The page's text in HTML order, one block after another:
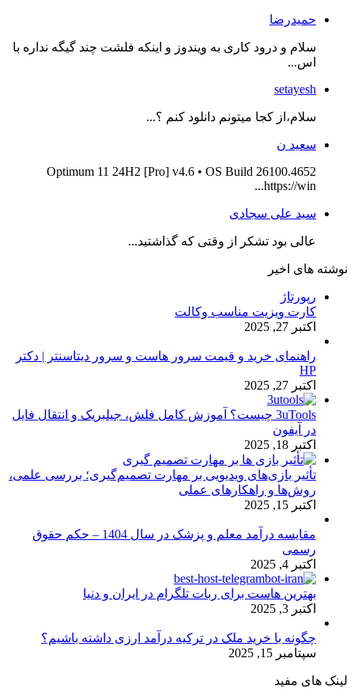
حمیدرضا
سلام و درود کاری به ویندوز و اینکه فلشت چند گیگه نداره با
اس...
setayesh
سلام،از کجا میتونم دانلود کنم ؟...
سعید ن
Optimum 11 24H2 [Pro] v4.6 • OS Build 26100.4652
https://win...
سید علی سجادی
عالی بود تشکر از وقتی که گذاشتید...
نوشته های اخیر
رپورتاژ
کارت ویزیت مناسب وکالت
اکتبر 27, 2025
راهنمای خرید و قیمت سرور هاست و سرور دیتاسنتر | دکتر
HP
اکتبر 27, 2025
3uTools چیست؟ آموزش کامل فلش، جیلبریک و انتقال فایل
در آیفون
اکتبر 18, 2025
تأثیر بازی‌های ویدیویی بر مهارت تصمیم‌گیری؛ بررسی علمی،
روش‌ها و راهکارهای عملی
اکتبر 15, 2025
مقایسه درآمد معلم و پزشک در سال 1404 – حکم حقوق
رسمی
اکتبر 4, 2025
بهترین هاست برای ربات تلگرام در ایران و دنیا
اکتبر 3, 2025
چگونه با خرید ملک در ترکیه درآمد ارزی داشته باشیم؟
سپتامبر 15, 2025
لینک های مفید